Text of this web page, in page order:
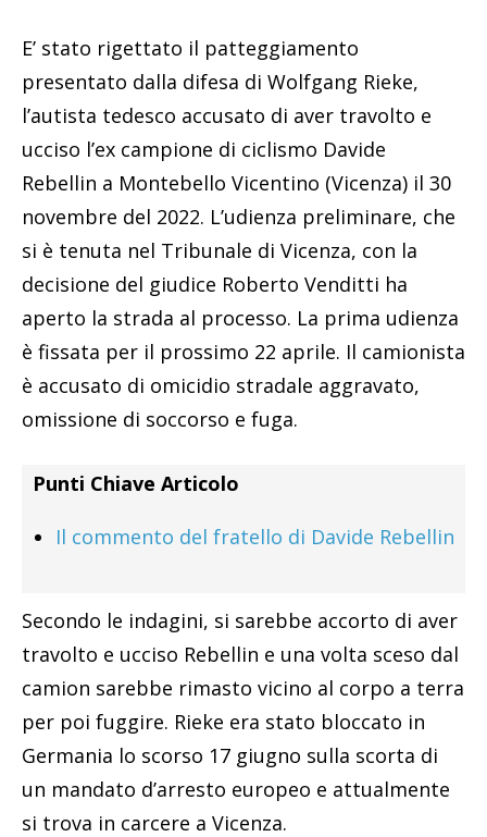
E’ stato rigettato il patteggiamento
presentato dalla difesa di Wolfgang Rieke,
l’autista tedesco accusato di aver travolto e
ucciso l’ex campione di ciclismo Davide
Rebellin a Montebello Vicentino (Vicenza) il 30
novembre del 2022. L’udienza preliminare, che
si è tenuta nel Tribunale di Vicenza, con la
decisione del giudice Roberto Venditti ha
aperto la strada al processo. La prima udienza
è fissata per il prossimo 22 aprile. Il camionista
è accusato di omicidio stradale aggravato,
omissione di soccorso e fuga.
Punti Chiave Articolo
Il commento del fratello di Davide Rebellin
Secondo le indagini, si sarebbe accorto di aver
travolto e ucciso Rebellin e una volta sceso dal
camion sarebbe rimasto vicino al corpo a terra
per poi fuggire. Rieke era stato bloccato in
Germania lo scorso 17 giugno sulla scorta di
un mandato d’arresto europeo e attualmente
si trova in carcere a Vicenza.